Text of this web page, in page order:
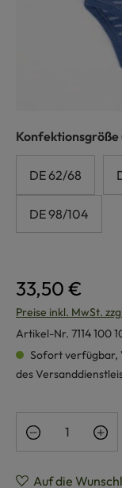
Konfektionsgröße
DE 62/68
DE 98/104
33,50 €
Preise inkl. MwSt.
Artikel-Nr. 7114 100
Sofort verfügbar,
des
Produkt
Auf die